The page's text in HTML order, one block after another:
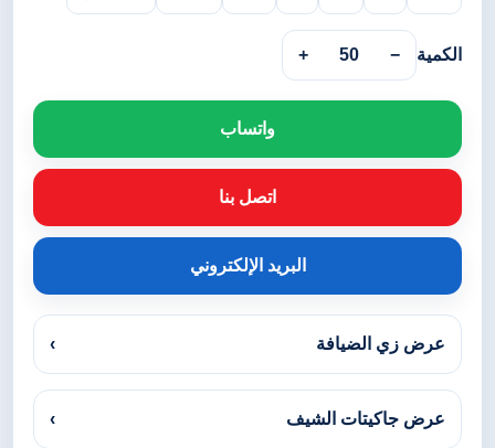
الكمية −
50
+
واتساب
اتصل بنا
البريد الإلكتروني
عرض زي الضيافة ›
عرض جاكيتات الشيف ›